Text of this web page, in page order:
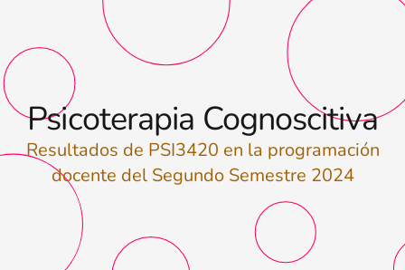
Psicoterapia Cognoscitiva
Resultados de PSI3420 en la programación
docente del Segundo Semestre 2024